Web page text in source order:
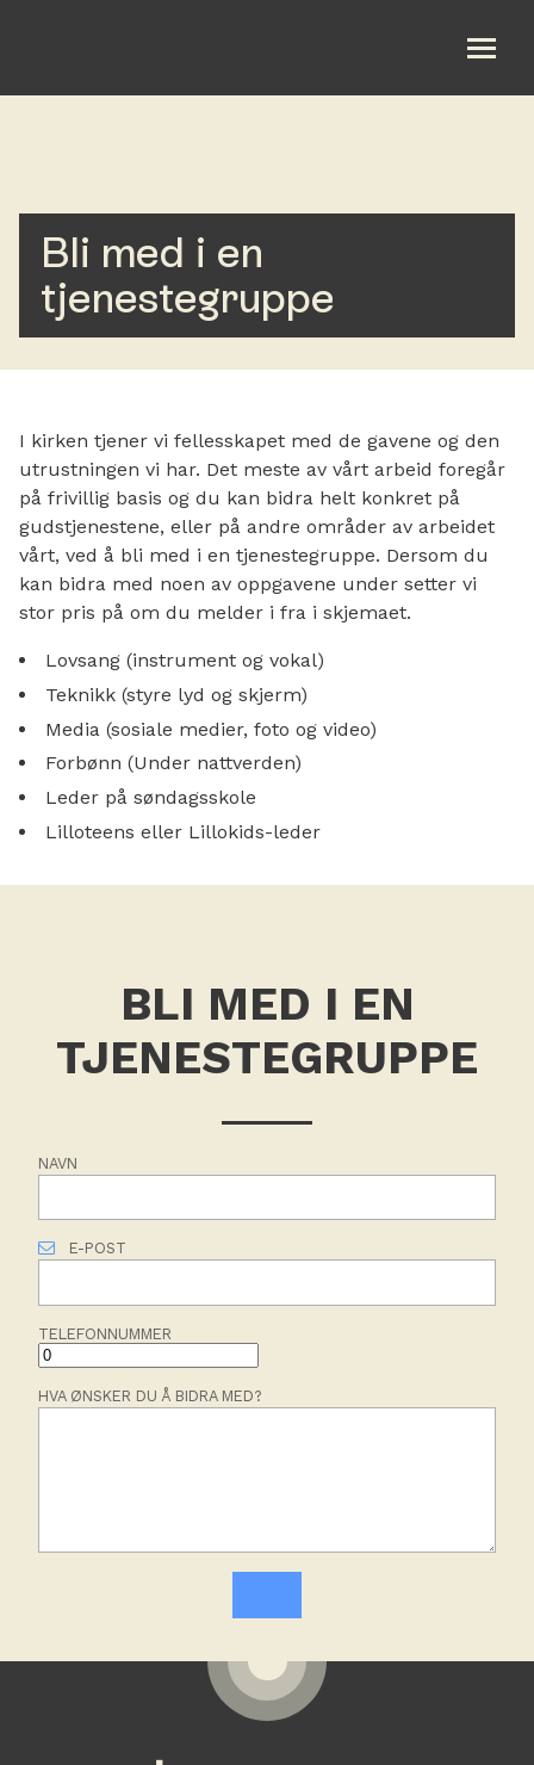
Bli med
Om oss
Bli med i en
tjenestegruppe
I kirken tjener vi fellesskapet med de gavene og den
utrustningen vi har. Det meste av vårt arbeid foregår
på frivillig basis og du kan bidra helt konkret på
gudstjenestene, eller på andre områder av arbeidet
vårt, ved å bli med i en tjenestegruppe. Dersom du
kan bidra med noen av oppgavene under setter vi
stor pris på om du melder i fra i skjemaet.
Lovsang (instrument og vokal)
Teknikk (styre lyd og skjerm)
Media (sosiale medier, foto og video)
Forbønn (Under nattverden)
Leder på søndagsskole
Lilloteens eller Lillokids-leder
BLI MED I EN
TJENESTEGRUPPE
NAVN
E-POST
TELEFONNUMMER
HVA ØNSKER DU Å BIDRA MED?